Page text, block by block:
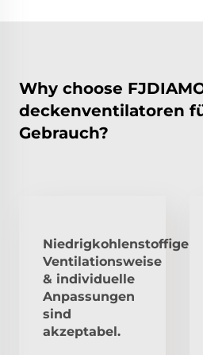
Why choose
deckenventilatoren
Gebrauch?
Niedrigkohlenstoffige
Ventilationsweise
& individuelle
Anpassungen
sind
akzeptabel.